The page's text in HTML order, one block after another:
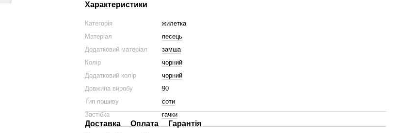
Характеристики
Категорія
жилетка
Матеріал
песець
Додатковий матеріал
замша
Колір
чорний
Додатковий колір
чорний
Довжина виробу
90
Тип пошиву
соти
Застібка
гачки
Доставка Оплата
Гарантія